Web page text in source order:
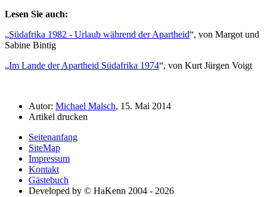
Lesen Sie auch:
Südafrika 1982 - Urlaub während der Apartheid , von Margot und
Sabine Bintig
Im Lande der Apartheid Südafrika 1974 , von Kurt Jürgen Voigt
Autor: Michael Malsch, 15. Mai 2014
Artikel drucken
Seitenanfang
SiteMap
Impressum
Kontakt
Gästebuch
Developed by © HaKenn 2004 - 2026